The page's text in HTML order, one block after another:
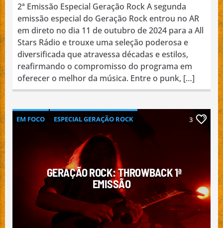
2ª Emissão Especial Geração Rock A segunda
emissão especial do Geração Rock entrou no AR
em direto no dia 11 de outubro de 2024 para a All
Stars Rádio e trouxe uma seleção poderosa e
diversificada que atravessa décadas e estilos,
reafirmando o compromisso do programa em
oferecer o melhor da música. Entre o punk, […]
EM FOCO
ESPECIAL GERAÇÃO ROCK
MÚSICA NACIONAL
3
GERAÇÃO ROCK: THROWBACK 1ª
EMISSÃO